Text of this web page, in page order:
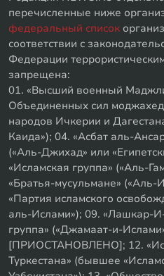
перечисленные ниже
федеральный список
соответствии с
Федерации
запрещена:
01. «Высший военный
Объединенных сил
народов Ичкерии и
Каида»); 04. «Асбат аль-
(«Аль-Джихад» или
«Исламская группа» («Аль-
«Братья-мусульмане»
«Партия исламского
аль-Ислами»); 09. «Лашкар-
группа» («Джамаат-и-
[ПРИОСТАНОВЛЕНО]; 12.
Туркестана» (бывшее